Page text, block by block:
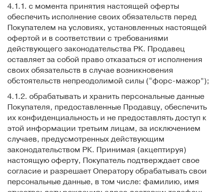
4.1.1. с момента принятия настоящей оферты
обеспечить исполнение своих обязательств перед
Покупателем на условиях, установленных настоящей
офертой и в соответствии с требованиями
действующего законодательства РК. Продавец
оставляет за собой право отказаться от исполнения
своих обязательств в случае возникновения
обстоятельств непреодолимой силы (“форс-мажор”);
4.1.2. обрабатывать и хранить персональные данные
Покупателя, предоставленные Продавцу, обеспечить
их конфиденциальность и не предоставлять доступ к
этой информации третьим лицам, за исключением
случаев, предусмотренных действующим
законодательством РК. Принимая (акцептируя)
настоящую оферту, Покупатель подтверждает свое
согласие и разрешает Оператору обрабатывать свои
персональные данные, в том числе: фамилию, имя